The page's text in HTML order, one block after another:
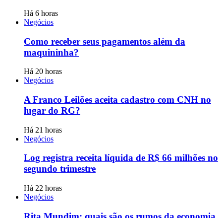
Há 6 horas
Negócios
Como receber seus pagamentos além da
maquininha?
Há 20 horas
Negócios
A Franco Leilões aceita cadastro com CNH no
lugar do RG?
Há 21 horas
Negócios
Log registra receita líquida de R$ 66 milhões no
segundo trimestre
Há 22 horas
Negócios